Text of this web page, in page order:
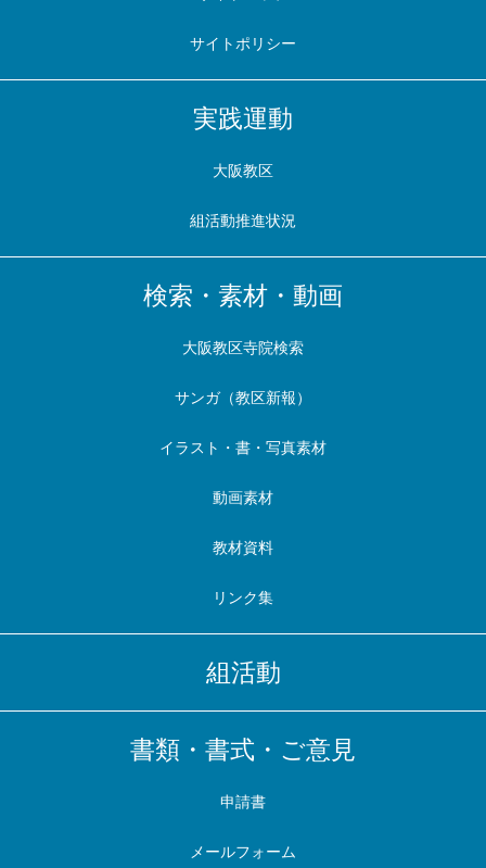
サイトポリシー
実践運動
大阪教区
組活動推進状況
検索・素材・動画
大阪教区寺院検索
サンガ（教区新報）
イラスト・書・写真素材
動画素材
教材資料
リンク集
組活動
書類・書式・ご意見
申請書
メールフォーム